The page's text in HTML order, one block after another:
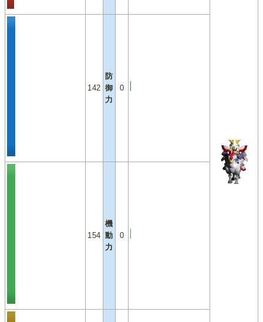
142
防
御
力
0
154
機
動
力
0